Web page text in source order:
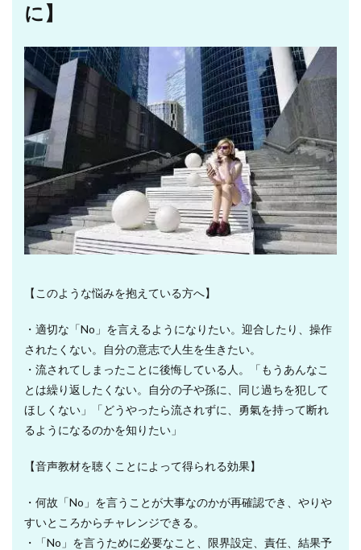
に】
【このような悩みを抱えている方へ】
・適切な「No」を言えるようになりたい。迎合したり、操作
されたくない。自分の意志で人生を生きたい。
・流されてしまったことに後悔している人。「もうあんなこ
とは繰り返したくない。自分の子や孫に、同じ過ちを犯して
ほしくない」「どうやったら流されずに、勇氣を持って断れ
るようになるのかを知りたい」
【音声教材を聴くことによって得られる効果】
・何故「No」を言うことが大事なのかが再確認でき、やりや
すいところからチャレンジできる。
・「No」を言うために必要なこと、限界設定、責任、結果予